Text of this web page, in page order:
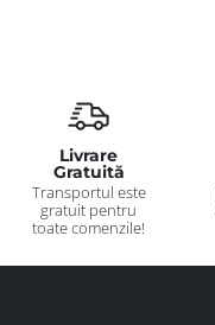
Livrare
Gratuită
Transportul este
gratuit pentru
toate comenzile!